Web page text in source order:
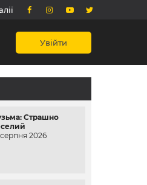
Увійти
Страшно
серпня 2026